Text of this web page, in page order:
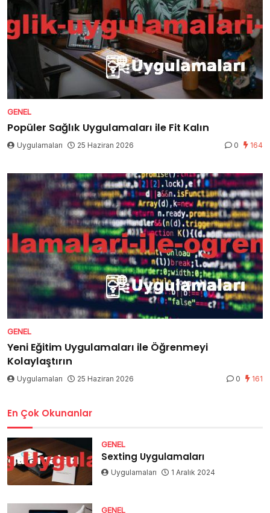
GENEL
Popüler Sağlık Uygulamaları ile Fit Kalın
Uygulamaları 25 Haziran 2026 0 164
GENEL
Yeni Eğitim Uygulamaları ile Öğrenmeyi
Kolaylaştırın
Uygulamaları 25 Haziran 2026 0 161
En Çok Okunanlar
GENEL
Sexting Uygulamaları
Uygulamaları 1 Aralık 2024
GENEL